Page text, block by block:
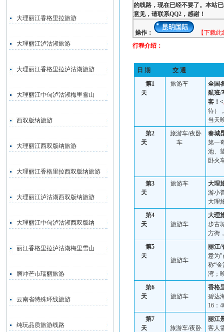
大理丽江香格里拉旅游
大理丽江泸沽湖旅游
大理丽江香格里拉泸沽湖旅游
大理丽江中甸泸沽湖梅里雪山
西双版纳旅游
大理丽江西双版纳旅游
大理丽江香格里拉西双版纳旅游
大理丽江泸沽湖西双版纳旅游
大理丽江中甸泸沽湖西双版纳
丽江香格里拉泸沽湖梅里雪山
腾冲芒市瑞丽旅游
云南省特殊环线旅游
纯玩品质旅游线路
的线路，现在已经不要了。本站
意见，请联系QQ2，感谢！
操作：
【下载
行程介绍：
日 期
交 通
第1
天
旅游车
全国
航班/
客！<
待）
当天
第2
天
旅游车/夜卧
车
春城
第一
池、
卧火
第3
天
旅游车 大理
游小
大理
第4
天
旅游车
大理
步古
方街
第5
天
旅游车
丽江/
意为"
称“
湾；
第6
天
旅游车
香格
碧达
16 ：
第7
天
旅游车/夜卧
丽江
客人